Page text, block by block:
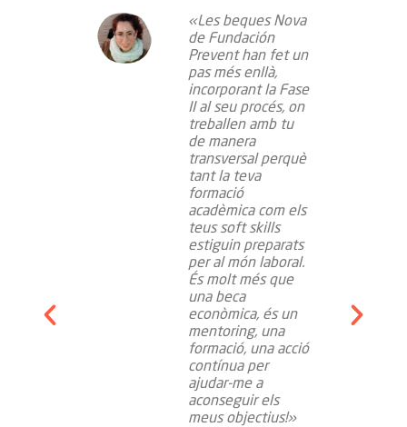
«Les beques Nova
de Fundación
Prevent han fet un
pas més enllà,
incorporant la Fase
II al seu procés, on
treballen amb tu
de manera
transversal perquè
tant la teva
formació
acadèmica com els
teus soft skills
estiguin preparats
per al món laboral.
És molt més que
una beca
econòmica, és un
mentoring, una
formació, una acció
contínua per
ajudar-me a
aconseguir els
meus objectius!»